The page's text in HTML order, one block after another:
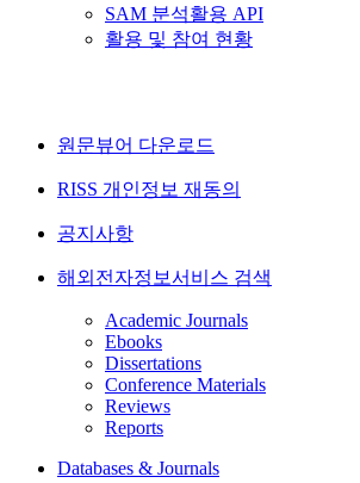
SAM 분석활용 API
활용 및 참여 현황
원문뷰어 다운로드
RISS 개인정보 재동의
공지사항
해외전자정보서비스 검색
Academic Journals
Ebooks
Dissertations
Conference Materials
Reviews
Reports
Databases & Journals